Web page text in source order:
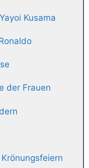
Kusama
der Frauen